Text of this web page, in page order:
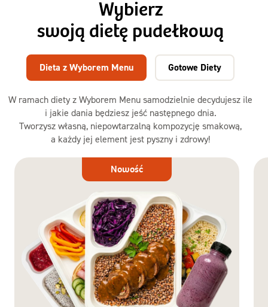
Wybierz
swoją dietę pudełkową
W ramach diety z Wyborem Menu samodzielnie decydujesz ile
i jakie dania będziesz jeść następnego dnia.
Tworzysz własną, niepowtarzalną kompozycję smakową,
a każdy jej element jest pyszny i zdrowy!
Dieta z Wyborem Menu Gotowe Diety
Dieta
Nowość